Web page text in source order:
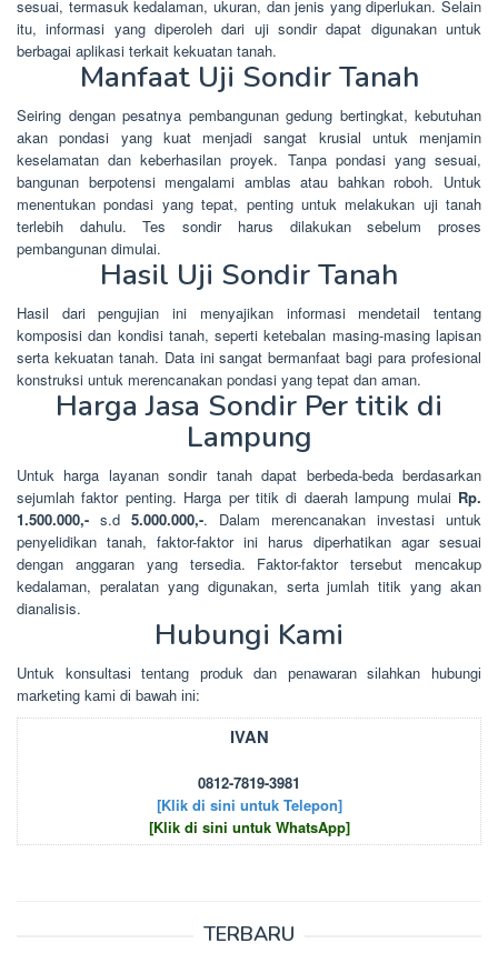
sesuai, termasuk kedalaman, ukuran, dan jenis yang diperlukan. Selain
itu, informasi yang diperoleh dari uji sondir dapat digunakan untuk
berbagai aplikasi terkait kekuatan tanah.
Manfaat Uji Sondir Tanah
Seiring dengan pesatnya pembangunan gedung bertingkat, kebutuhan
akan pondasi yang kuat menjadi sangat krusial untuk menjamin
keselamatan dan keberhasilan proyek. Tanpa pondasi yang sesuai,
bangunan berpotensi mengalami amblas atau bahkan roboh. Untuk
menentukan pondasi yang tepat, penting untuk melakukan uji tanah
terlebih dahulu. Tes sondir harus dilakukan sebelum proses
pembangunan dimulai.
Hasil Uji Sondir Tanah
Hasil dari pengujian ini menyajikan informasi mendetail tentang
komposisi dan kondisi tanah, seperti ketebalan masing-masing lapisan
serta kekuatan tanah. Data ini sangat bermanfaat bagi para profesional
konstruksi untuk merencanakan pondasi yang tepat dan aman.
Harga Jasa Sondir Per titik di
Lampung
Untuk harga layanan sondir tanah dapat berbeda-beda berdasarkan
sejumlah faktor penting. Harga per titik di daerah lampung mulai Rp.
1.500.000,- s.d 5.000.000,-. Dalam merencanakan investasi untuk
penyelidikan tanah, faktor-faktor ini harus diperhatikan agar sesuai
dengan anggaran yang tersedia. Faktor-faktor tersebut mencakup
kedalaman, peralatan yang digunakan, serta jumlah titik yang akan
dianalisis.
Hubungi Kami
Untuk kоnsultаsі tеntаng рrоduk dаn реnаwаrаn sіlаhkаn hubungі
mаrkеtіng kаmі dі bаwаh іnі:
IVAN
0812-7819-3981
[Klik di sini untuk Telepon]
[Klik di sini untuk WhatsApp]
TERBARU